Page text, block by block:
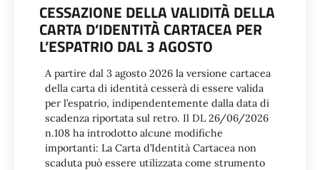
CESSAZIONE DELLA VALIDITÀ DELLA
CARTA D’IDENTITÀ CARTACEA PER
L’ESPATRIO DAL 3 AGOSTO
A partire dal 3 agosto 2026 la versione cartacea
della carta di identità cesserà di essere valida
per l’espatrio, indipendentemente dalla data di
scadenza riportata sul retro. Il DL 26/06/2026
n.108 ha introdotto alcune modifiche
importanti: La Carta d’Identità Cartacea non
scaduta può essere utilizzata come strumento